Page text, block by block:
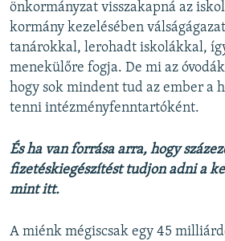
önkormányzat visszakapná az
kormány kezelésében
tanárokkal, lerohadt iskolákkal,
menekülőre fogja. De mi az
hogy sok mindent tud az ember a
tenni intézményfenntartóként.
És ha van forrása arra, hogy
fizetéskiegészítést tudjon adni a
mint itt.
A miénk mégiscsak egy 45